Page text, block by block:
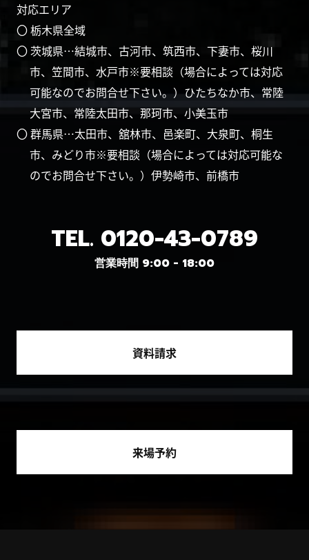
対応エリア
〇 栃木県全域
〇 茨城県…結城市、古河市、筑西市、下妻市、桜川
市、笠間市、水戸市※要相談（場合によっては対応
可能なのでお問合せ下さい。）ひたちなか市、常陸
大宮市、常陸太田市、那珂市、小美玉市
〇 群馬県…太田市、舘林市、邑楽町、大泉町、桐生
市、みどり市※要相談（場合によっては対応可能な
のでお問合せ下さい。）伊勢崎市、前橋市
TEL. 0120-43-0789
営業時間 9:00 - 18:00
資料請求
来場予約